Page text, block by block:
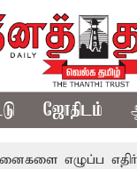
ஜோதிடம்
எழுப்ப